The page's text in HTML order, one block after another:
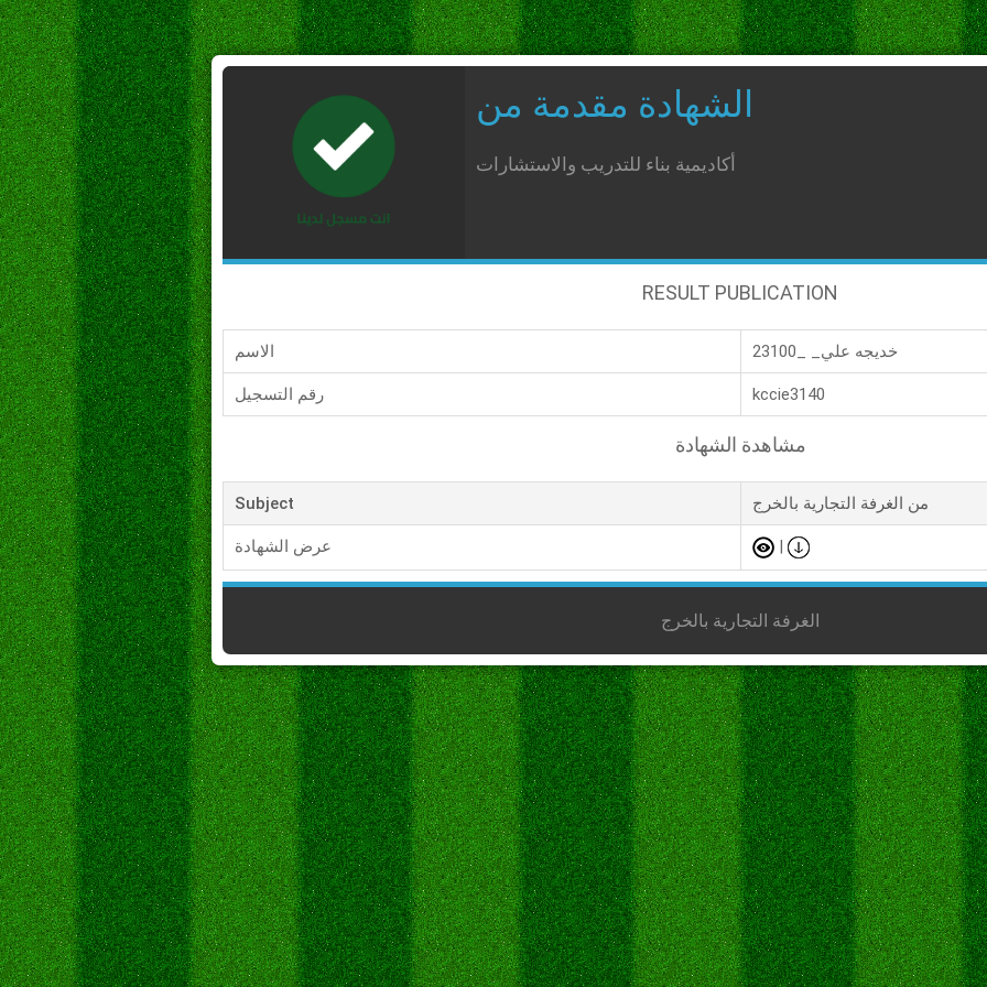
الشهادة مقدمة من
أكاديمية بناء للتدريب والاستشارات
RESULT PUBLICATION
الاسم خديجه علي_ _23100
رقم التسجيل kccie3140
مشاهدة الشهادة
Subject من الغرفة التجارية بالخرج
عرض الشهادة |
الغرفة التجارية بالخرج